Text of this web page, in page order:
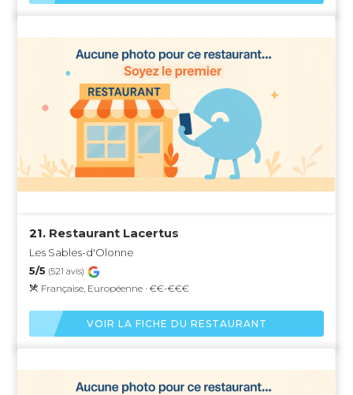
21. Restaurant Lacertus
Les Sables-d'Olonne
5/5 (521 avis)
Française, Européenne · €€-€€€
VOIR LA FICHE DU RESTAURANT